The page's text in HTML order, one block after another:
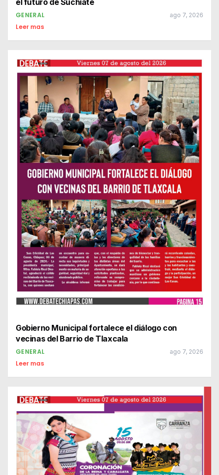
el futuro de Suchiate
GENERAL ago 7, 2026
Leer mas
Gobierno Municipal fortalece el diálogo con
vecinas del Barrio de Tlaxcala
GENERAL ago 7, 2026
Leer mas